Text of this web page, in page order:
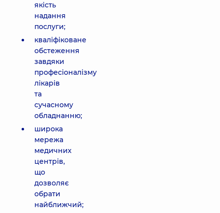
якість
надання
послуги;
кваліфіковане
обстеження
завдяки
професіоналізму
лікарів
та
сучасному
обладнанню;
широка
мережа
медичних
центрів,
що
дозволяє
обрати
найближчий;